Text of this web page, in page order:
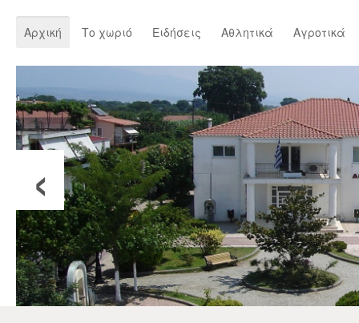
Αρχική Το χωριό Ειδήσεις Αθλητικά Αγροτικά
‹